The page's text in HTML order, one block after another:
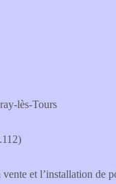
lès-Tours
et l’installation de